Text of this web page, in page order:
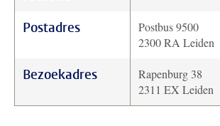
Postadres
Postbus 9500
2300 RA Leiden
Bezoekadres
Rapenburg 38
2311 EX Leiden